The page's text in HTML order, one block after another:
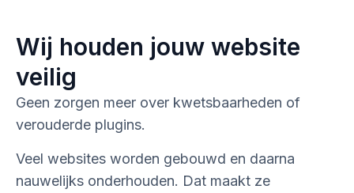
Wij houden jouw website
veilig
Geen zorgen meer over kwetsbaarheden of
verouderde plugins.
Veel websites worden gebouwd en daarna
nauwelijks onderhouden. Dat maakt ze